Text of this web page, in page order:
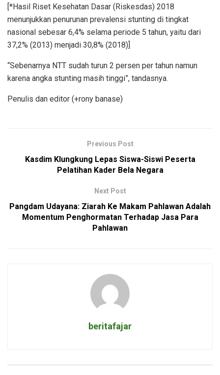
[*Hasil Riset Kesehatan Dasar (Riskesdas) 2018
menunjukkan penurunan prevalensi stunting di tingkat
nasional sebesar 6,4% selama periode 5 tahun, yaitu dari
37,2% (2013) menjadi 30,8% (2018)]
“Sebenarnya NTT sudah turun 2 persen per tahun namun
karena angka stunting masih tinggi”, tandasnya.
Penulis dan editor (+rony banase)
Previous Post
Kasdim Klungkung Lepas Siswa-Siswi Peserta
Pelatihan Kader Bela Negara
Next Post
Pangdam Udayana: Ziarah Ke Makam Pahlawan Adalah
Momentum Penghormatan Terhadap Jasa Para
Pahlawan
beritafajar